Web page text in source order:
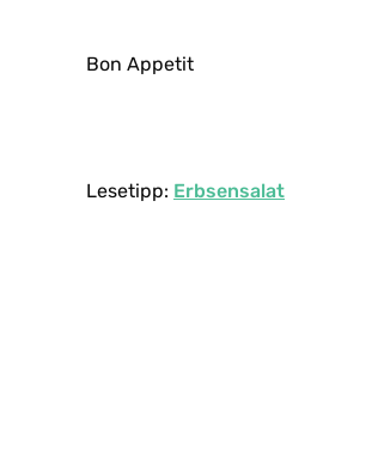
Bon Appetit
Lesetipp: Erbsensalat